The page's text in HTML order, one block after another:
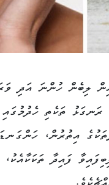
ލިބެން ހުންނަ އަދި
ރަނގަޅު ތަކެތި
އިތުރުން،
ފައިދާ